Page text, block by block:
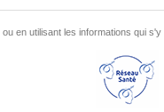
ou en utilisant les informations qui